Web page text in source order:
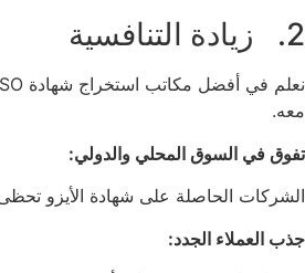
2. زيادة التنافسية
معه.
تفوق في السوق المحلي والدولي:
الشركات الحاصلة على شهادة الأيزو
جذب العملاء الجدد: